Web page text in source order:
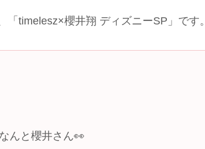
timelesz×櫻井翔 ディズニーSP」です。
んと櫻井さん👀